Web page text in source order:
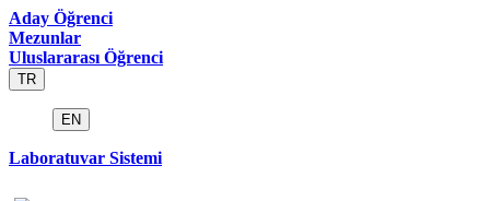
Aday Öğrenci
Mezunlar
Uluslararası Öğrenci
TR
EN
Laboratuvar Sistemi